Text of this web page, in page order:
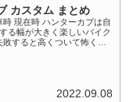
カスタム まとめ
現在時 ハンターカブは自
る幅が大きく楽しいバイク
すると高くついて怖くて
2022.09.08